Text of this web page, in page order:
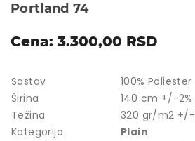
Portland 74
Cena: 3.300,00 RSD
Sastav
100% Poliester
Širina
140 cm +/-2%
Težina
320 gr/m2 +/-
Kategorija
Plain